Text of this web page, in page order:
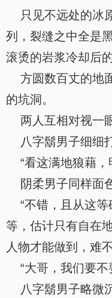
只见不远处的冰
列，裂缝之中全是
滚烫的岩浆冷却后的
方圆数百丈的地
的坑洞。
两人互相对视一
八字鬍男子细细
“看这满地狼藉，
阴柔男子同样面
“不错，且从这等
等，估计只有自在
人物才能做到，难
“大哥，我们要不
八字鬍男子略微